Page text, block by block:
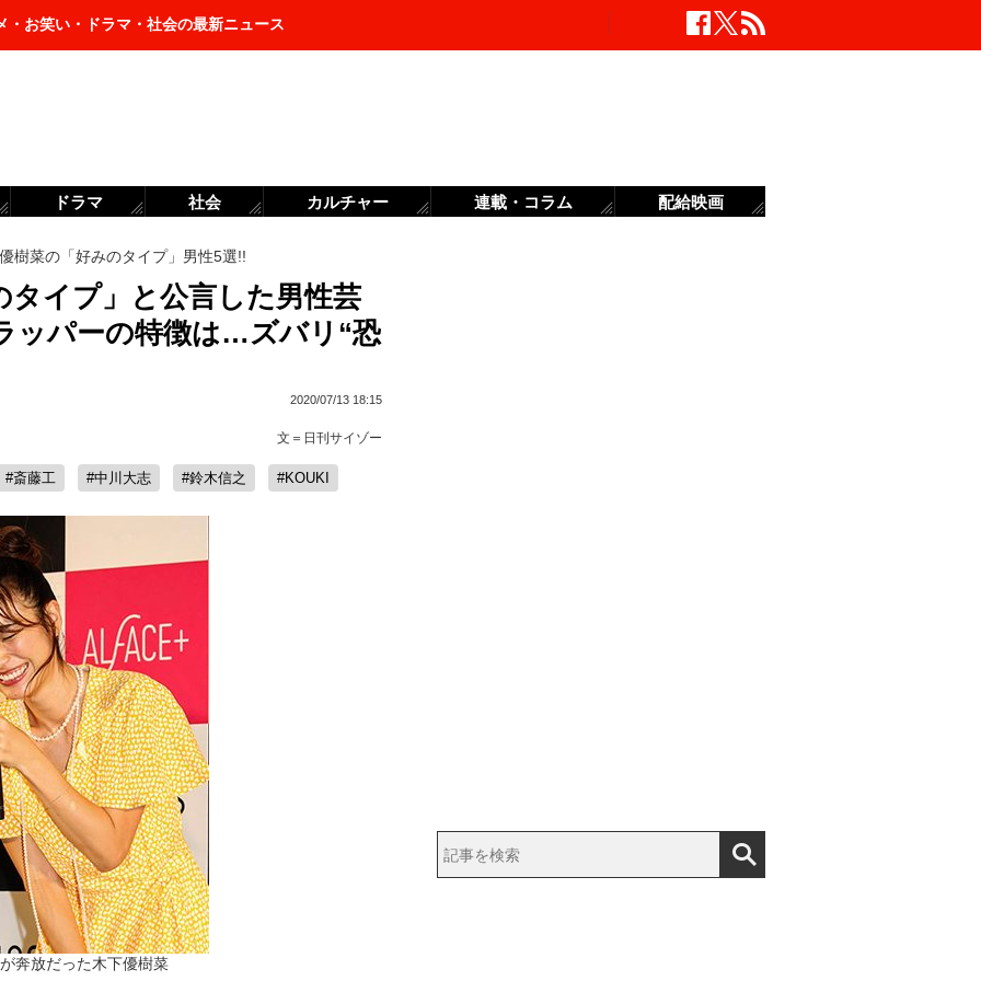
・お笑い・ドラマ・社会の最新ニュース
樹菜の「好みのタイプ」男性5選!!
タイプ」と公言した男性芸
パーの特徴は…ズバリ“恐
2020/07/13 18:15
文＝ 日刊サイゾー
#斎藤工 #中川大志 #鈴木信之 #KOUKI
奔放だった木下優樹菜
ドラマ 社会 カルチャー 連載・コラム 配給映画